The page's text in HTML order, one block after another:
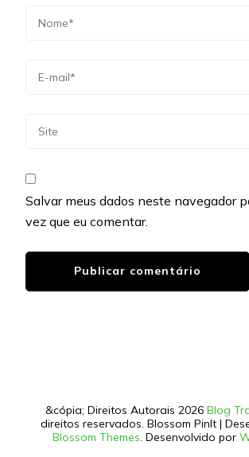
Salvar meus dados neste navegador
vez que eu comentar.
&cópia; Direitos Autorais 2026 Blog
direitos reservados. Blossom PinIt |
Blossom Themes . Desenvolvido por